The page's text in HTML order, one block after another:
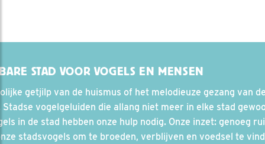
STAD VOOR VOGELS EN MENSEN
getjilp van de huismus of het melodieuze gezang van
Stadse vogelgeluiden die allang niet meer in elke stad
in de stad hebben onze hulp nodig. Onze inzet: genoeg
stadsvogels om te broeden, verblijven en voedsel te